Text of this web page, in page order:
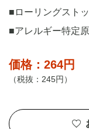
■ローリングスト
■アレルギー特定
価格：264円
（税抜：245円）